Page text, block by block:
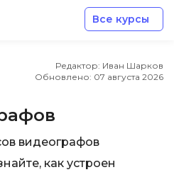
Все курсы
Редактор: Иван Шарков
Обновлено: 07 августа 2026
видеографов
как устроен